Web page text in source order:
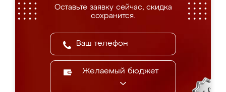
Оставьте заявку сейчас, скидка
сохранится.
Желаемый бюджет